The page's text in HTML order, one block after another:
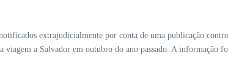
extrajudicialmente por conta de uma publicação
a Salvador em outubro do ano passado. A informação